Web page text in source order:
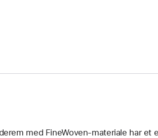
med FineWoven-materiale har et